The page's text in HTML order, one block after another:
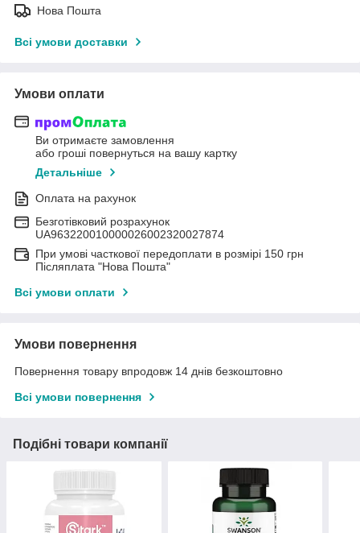
Нова Пошта
Всі умови доставки
Умови оплати
Ви отримаєте замовлення
або гроші повернуться на вашу картку
Детальніше
Оплата на рахунок
Безготівковий розрахунок
UA963220010000026002320027874
При умові часткової передоплати в розмірі 150 грн
Післяплата "Нова Пошта"
Всі умови оплати
Умови повернення
Повернення товару впродовж 14 днів безкоштовно
Всі умови повернення
Подібні товари компанії